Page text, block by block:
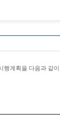
행계획을 다음과 같
회